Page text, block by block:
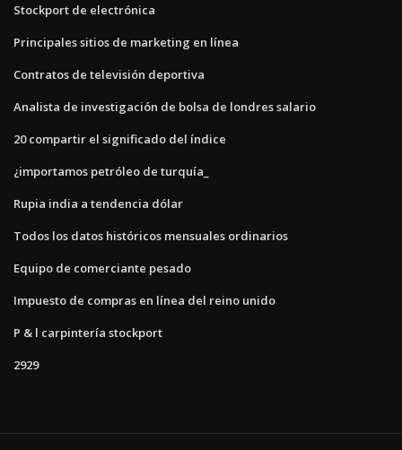
Stockport de electrónica
Principales sitios de marketing en línea
Contratos de televisión deportiva
Analista de investigación de bolsa de londres salario
20 compartir el significado del índice
¿importamos petróleo de turquía_
Rupia india a tendencia dólar
Todos los datos históricos mensuales ordinarios
Equipo de comerciante pesado
Impuesto de compras en línea del reino unido
P & l carpintería stockport
2929